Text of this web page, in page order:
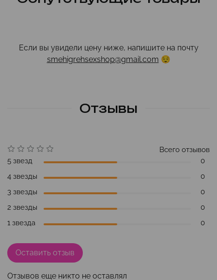
Если вы увидели цену ниже, напишите на почту
smehigrehsexshop@gmail.com 😌
Отзывы
Отзывов еще никто не оставлял
Всего отзывов
5 звезд
0
4 звезды
0
3 звезды
0
2 звезды
0
1 звезда
0
Оставить отзыв